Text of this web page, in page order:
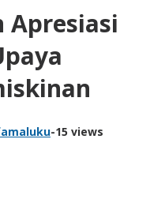
Apresiasi
-15 views